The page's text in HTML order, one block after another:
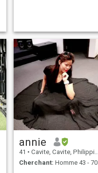
annie
41 • Cavite, Cavite, Philippines
Cherchant: Homme 43 - 70